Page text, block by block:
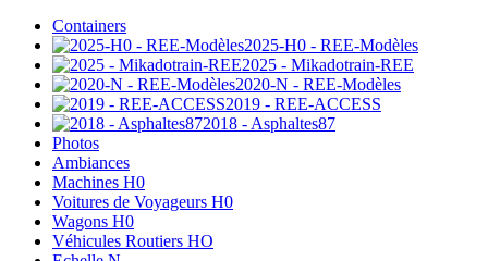
Containers
2025-H0 - REE-Modèles
2025 - Mikadotrain-REE
2020-N - REE-Modèles
2019 - REE-ACCESS
2018 - Asphaltes87
Photos
Ambiances
Machines H0
Voitures de Voyageurs H0
Wagons H0
Véhicules Routiers HO